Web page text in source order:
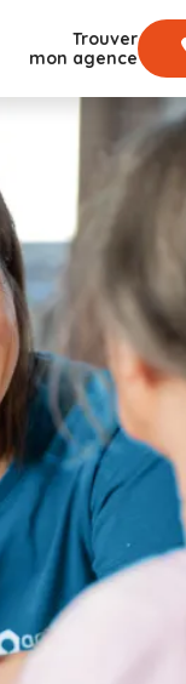
Trouver
mon agence